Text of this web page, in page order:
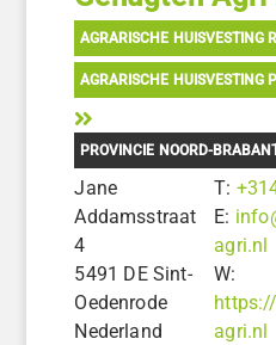
AGRARISCHE HUISVESTING
AGRARISCHE HUISVESTING
PROVINCIE NOORD-
Jane
Addamsstraat
4
5491 DE Sint-
Oedenrode
Nederland
T:
E:
agri.nl
W:
agri.nl